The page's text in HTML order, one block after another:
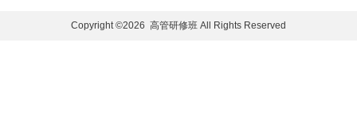
Copyright ©2026 高管研修班 All Rights Reserved